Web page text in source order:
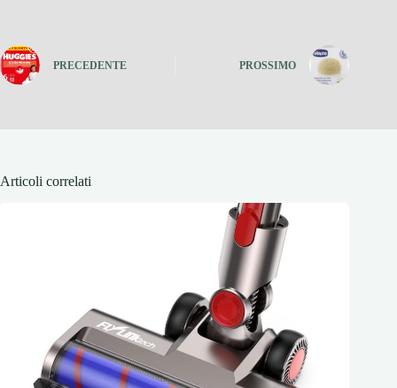
PRECEDENTE PROSSIMO
Articoli correlati